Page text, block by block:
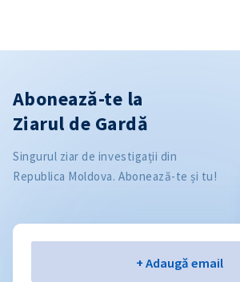
Abonează-te la
Ziarul de Gardă
Singurul ziar de investigații din
Republica Moldova. Abonează-te și tu!
+ Adaugă email